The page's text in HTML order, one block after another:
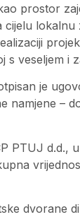
prostor
s veseljem i
je
namjene –
PTUJ d.d.,
dvorane